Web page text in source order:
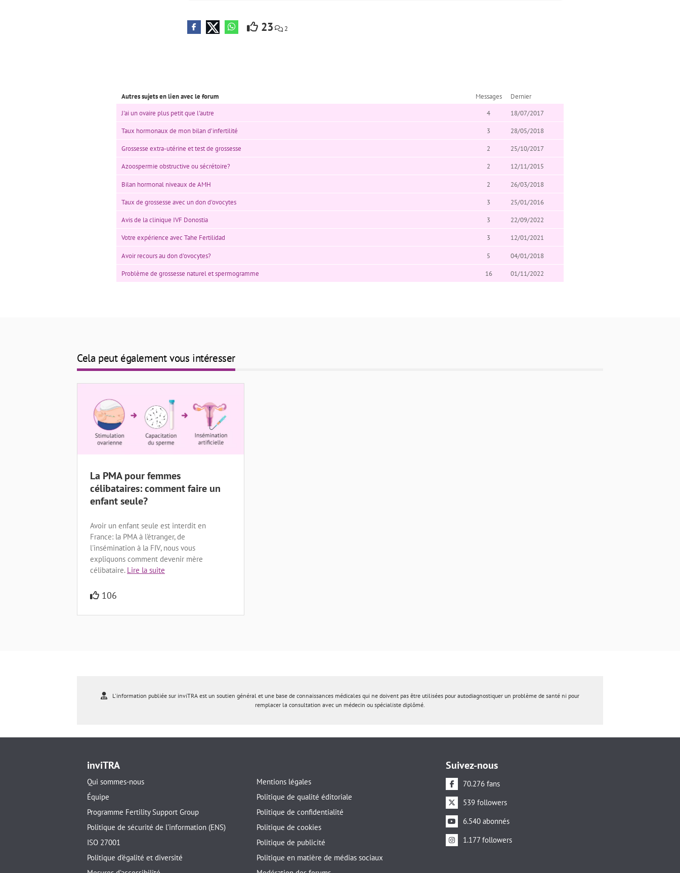
23 2
Autres sujets en lien avec le forum Messages
Dernier
J'ai un ovaire plus petit que l'autre
4 18/07/2017
Taux hormonaux de mon bilan d’infertilité 3 28/05/2018
Grossesse extra-utérine et test de grossesse 2 25/10/2017
Azoospermie obstructive ou sécrétoire? 2 12/11/2015
Bilan hormonal niveaux de AMH 2 26/03/2018
Taux de grossesse avec un don d'ovocytes 3 25/01/2016
Avis de la clinique IVF Donostia 3 22/09/2022
Votre expérience avec Tahe Fertilidad 3 12/01/2021
Avoir recours au don d'ovocytes? 5 04/01/2018
Problème de grossesse naturel et spermogramme 16 01/11/2022
Cela peut également vous intéresser
La PMA pour femmes
célibataires: comment faire un
enfant seule?
Avoir un enfant seule est interdit en
France: la PMA à l'étranger, de
l'insémination à la FIV, nous vous
expliquons comment devenir mère
célibataire. Lire la suite
106
L'information publiée sur inviTRA est un soutien général et une base de connaissances médicales qui ne doivent pas être utilisées pour autodiagnostiquer un problème de santé ni pour
remplacer la consultation avec un médecin ou spécialiste diplômé.
inviTRA
Qui sommes-nous
Équipe
Programme Fertility Support Group
Politique de sécurité de l’information (ENS)
ISO 27001
Politique d’égalité et diversité
Mentions légales
Politique de qualité éditoriale
Politique de confidentialité
Politique de cookies
Politique de publicité
Politique en matière de médias sociaux
Suivez-nous
70.276 fans
539 followers
6.540 abonnés
1.177 followers